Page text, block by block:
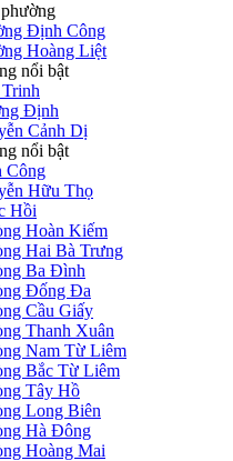
Định Công
Hoàng Liệt
nổi bật
Định
Cảnh Dị
nổi bật
Công
Hữu Thọ
Hồi
Hoàn Kiếm
Hai Bà Trưng
Ba Đình
Đống Đa
Cầu Giấy
Thanh Xuân
Nam Từ Liêm
Bắc Từ Liêm
Tây Hồ
Long Biên
Hà Đông
Hoàng Mai